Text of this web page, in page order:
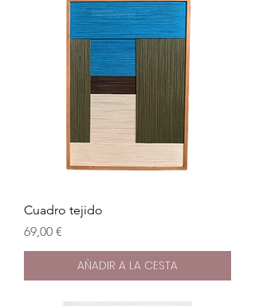
Cuadro tejido
Precio
69,00 €
AÑADIR A LA CESTA